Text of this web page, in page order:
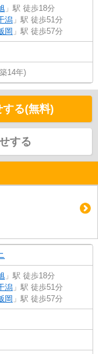
」駅 徒歩18分
潟 」駅 徒歩51分
岡 」駅 徒歩57分
14年)
る(無料)
する
」駅 徒歩18分
潟 」駅 徒歩51分
岡 」駅 徒歩57分